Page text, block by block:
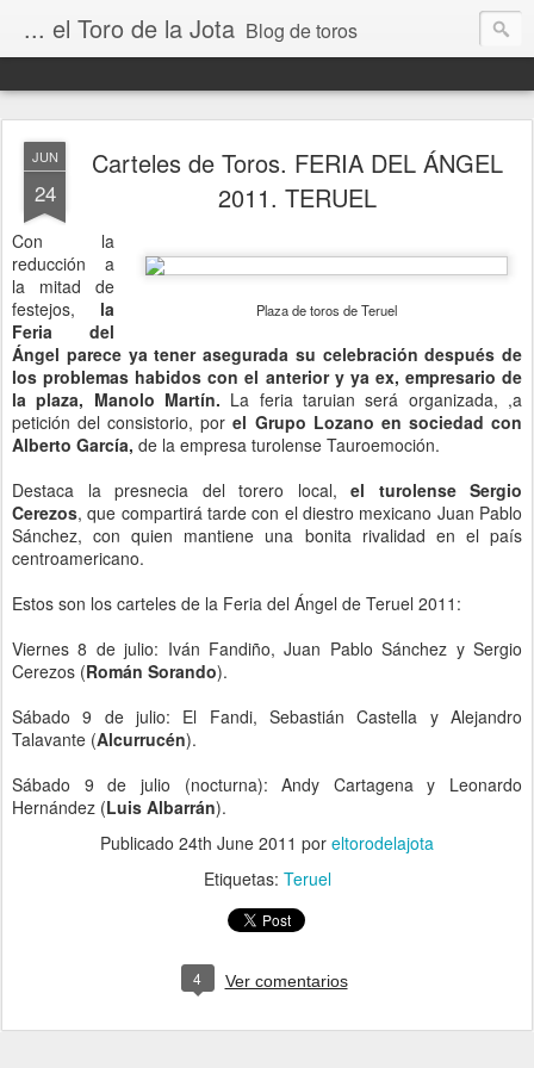
... el Toro de la Jota Blog de toros
JUN
24
Carteles de Toros. FERIA DEL ÁNGEL
2011. TERUEL
Plaza de toros de Teruel
Con la
reducción a
la mitad de
festejos, la
Feria del
Ángel parece ya tener asegurada su celebración después de
los problemas habidos con el anterior y ya ex, empresario de
la plaza, Manolo Martín. La feria taruian será organizada, ,a
petición del consistorio, porel Grupo Lozano en sociedad con
Alberto García, de la empresa turolense Tauroemoción.
Destaca la presnecia del torero local, el turolense Sergio
Cerezos, que compartirá tarde con el diestro mexicano Juan Pablo
Sánchez, con quien mantiene una bonita rivalidad en el país
centroamericano.
Estos son los carteles de la Feria del Ángel de Teruel 2011:
Viernes 8 de julio: Iván Fandiño, Juan Pablo Sánchez y Sergio
Cerezos (Román Sorando).
Sábado 9 de julio: El Fandi, Sebastián Castella y Alejandro
Talavante (Alcurrucén).
Sábado 9 de julio (nocturna): Andy Cartagena y Leonardo
Hernández (Luis Albarrán).
Publicado 24th June 2011 por eltorodelajota
Etiquetas: Teruel
4 Ver comentarios